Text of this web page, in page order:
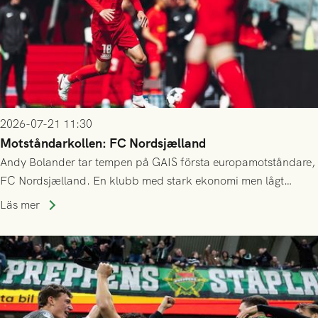
2026-07-21 11:30
Motståndarkollen: FC Nordsjælland
Andy Bolander tar tempen på GAIS första europamotståndare,
FC Nordsjælland. En klubb med stark ekonomi men lågt
publiksnitt, ett lag med både kollektiv styrka och individuell
Läs mer